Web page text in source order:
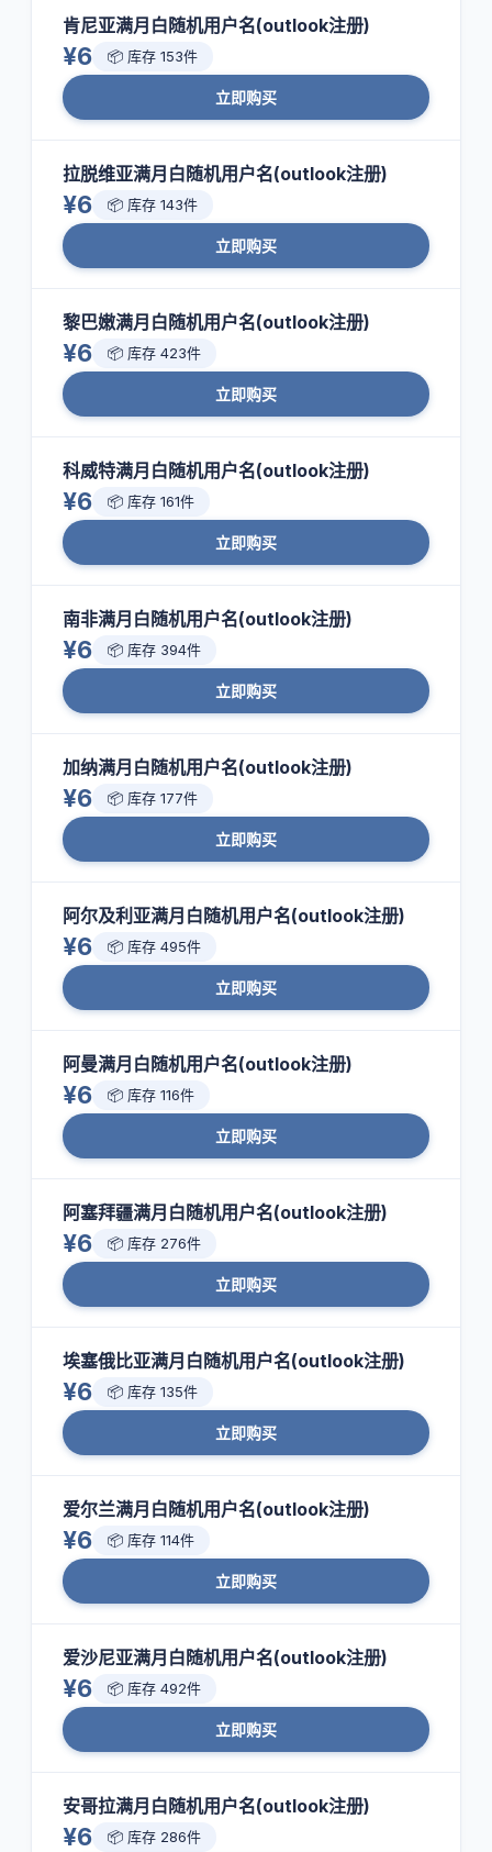
肯尼亚满月白随机用户名(outlook注册)
¥6 📦 库存 153件
立即购买
拉脱维亚满月白随机用户名(outlook注册)
¥6 📦 库存 143件
立即购买
黎巴嫩满月白随机用户名(outlook注册)
¥6 📦 库存 423件
立即购买
科威特满月白随机用户名(outlook注册)
¥6 📦 库存 161件
立即购买
南非满月白随机用户名(outlook注册)
¥6 📦 库存 394件
立即购买
加纳满月白随机用户名(outlook注册)
¥6 📦 库存 177件
立即购买
阿尔及利亚满月白随机用户名(outlook注册)
¥6 📦 库存 495件
立即购买
阿曼满月白随机用户名(outlook注册)
¥6 📦 库存 116件
立即购买
阿塞拜疆满月白随机用户名(outlook注册)
¥6 📦 库存 276件
立即购买
埃塞俄比亚满月白随机用户名(outlook注册)
¥6 📦 库存 135件
立即购买
爱尔兰满月白随机用户名(outlook注册)
¥6 📦 库存 114件
立即购买
爱沙尼亚满月白随机用户名(outlook注册)
¥6 📦 库存 492件
立即购买
安哥拉满月白随机用户名(outlook注册)
¥6 📦 库存 286件